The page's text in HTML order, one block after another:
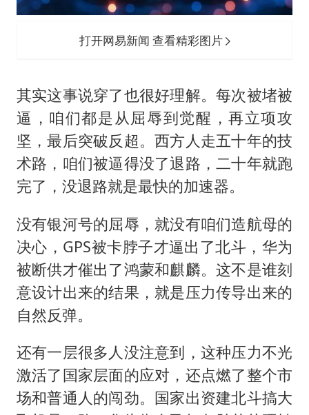
打开网易新闻 查看精彩图片
其实这事说穿了也很好理解。每次被堵被
逼，咱们都是从屈辱到觉醒，再立项攻
坚，最后突破反超。西方人走五十年的技
术路，咱们被逼得没了退路，二十年就跑
完了，没退路就是最快的加速器。
没有银河号的屈辱，就没有咱们造航母的
决心，GPS被卡脖子才逼出了北斗，华为
被断供才催出了鸿蒙和麒麟。这不是谁刻
意设计出来的结果，就是压力传导出来的
自然反弹。
还有一层很多人没注意到，这种压力不光
激活了国家层面的应对，还点燃了整个市
场和普通人的闯劲。国家出资建北斗搞大